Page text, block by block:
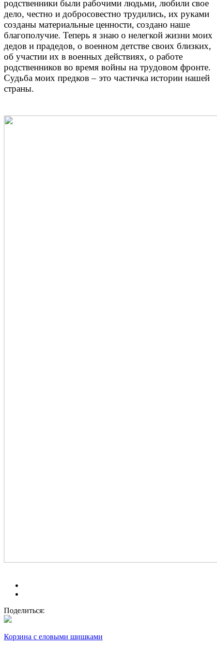
родственники были рабочими людьми, любили свое
дело, честно и добросовестно трудились, их руками
созданы материальные ценности, создано наше
благополучие. Теперь я знаю о нелегкой жизни моих
дедов и прадедов, о военном детстве своих близких,
об участии их в военных действиях, о работе
родственников во время войны на трудовом фронте.
Судьба моих предков – это частичка истории нашей
страны.
Поделиться:
Корзина с еловыми шишками